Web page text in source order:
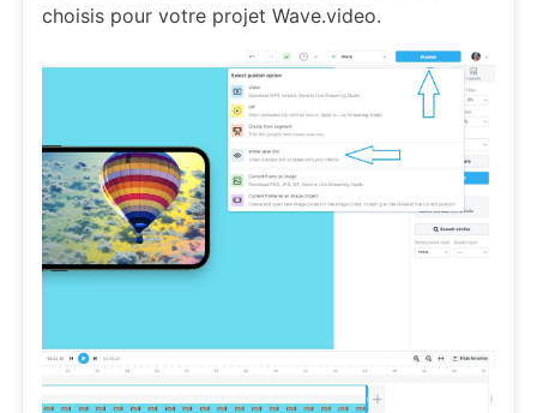
choisis pour votre projet Wave.video.